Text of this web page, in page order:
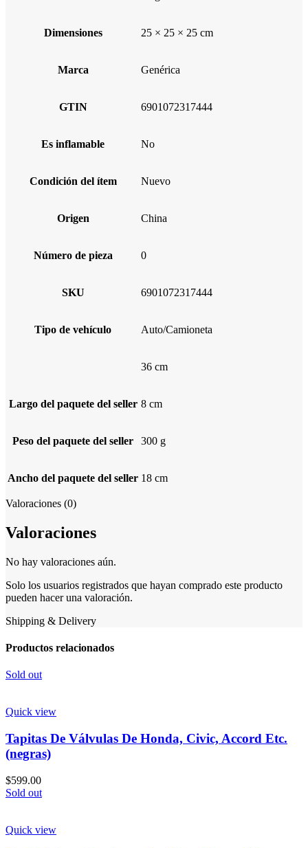
Dimensiones 25 × 25 × 25 cm
Marca Genérica
GTIN 6901072317444
Es inflamable No
Condición del ítem Nuevo
Origen China
Número de pieza 0
SKU 6901072317444
Tipo de vehículo Auto/Camioneta
36 cm
Largo del paquete del seller 8 cm
Peso del paquete del seller 300 g
Ancho del paquete del seller 18 cm
Valoraciones (0)
Valoraciones
No hay valoraciones aún.
Solo los usuarios registrados que hayan comprado este producto
pueden hacer una valoración.
Shipping & Delivery
Productos relacionados
Sold out
Quick view
Tapitas De Válvulas De Honda, Civic, Accord Etc.
(negras)
$599.00
Sold out
Quick view